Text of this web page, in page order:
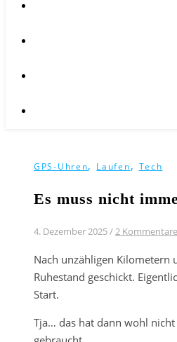
GPS-Uhren, Laufen, Tech
Es muss nicht
4. Dezember 2025/ 2 Kommentare
Nach unzähligen Kilometern
Ruhestand geschickt.
Start.
Tja… das hat dann wohl